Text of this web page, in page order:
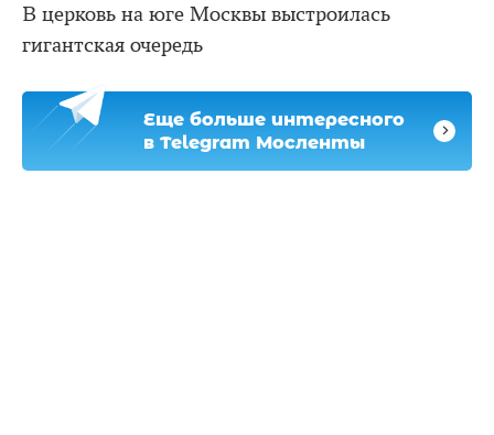
В церковь на юге Москвы выстроилась
гигантская очередь
Еще больше интересного
в Telegram Мосленты